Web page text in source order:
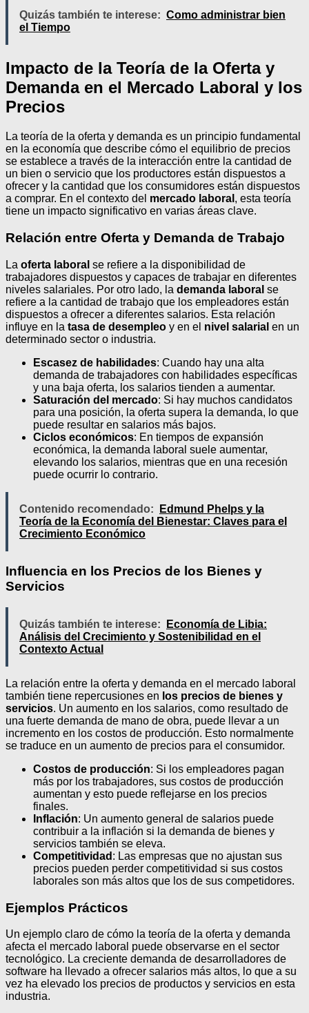
Quizás también te interese: Como administrar bien
el Tiempo
Impacto de la Teoría de la Oferta y
Demanda en el Mercado Laboral y los
Precios
La teoría de la oferta y demanda es un principio fundamental
en la economía que describe cómo el equilibrio de precios
se establece a través de la interacción entre la cantidad de
un bien o servicio que los productores están dispuestos a
ofrecer y la cantidad que los consumidores están dispuestos
a comprar. En el contexto del mercado laboral , esta teoría
tiene un impacto significativo en varias áreas clave.
Relación entre Oferta y Demanda de Trabajo
La oferta laboral se refiere a la disponibilidad de
trabajadores dispuestos y capaces de trabajar en diferentes
niveles salariales. Por otro lado, la demanda laboral se
refiere a la cantidad de trabajo que los empleadores están
dispuestos a ofrecer a diferentes salarios. Esta relación
influye en la tasa de desempleo y en el nivel salarial en un
determinado sector o industria.
Escasez de habilidades: Cuando hay una alta
demanda de trabajadores con habilidades específicas
y una baja oferta, los salarios tienden a aumentar.
Saturación del mercado: Si hay muchos candidatos
para una posición, la oferta supera la demanda, lo que
puede resultar en salarios más bajos.
Ciclos económicos: En tiempos de expansión
económica, la demanda laboral suele aumentar,
elevando los salarios, mientras que en una recesión
puede ocurrir lo contrario.
Contenido recomendado:
Edmund Phelps y la
Teoría de la Economía del Bienestar: Claves para el
Crecimiento Económico
Influencia en los Precios de los Bienes y
Servicios
Quizás también te interese:
Economía de Libia:
Análisis del Crecimiento y Sostenibilidad en el
Contexto Actual
La relación entre la oferta y demanda en el mercado laboral
también tiene repercusiones en los precios de bienes y
servicios. Un aumento en los salarios, como resultado de
una fuerte demanda de mano de obra, puede llevar a un
incremento en los costos de producción. Esto normalmente
se traduce en un aumento de precios para el consumidor.
Costos de producción: Si los empleadores pagan
más por los trabajadores, sus costos de producción
aumentan y esto puede reflejarse en los precios
finales.
Inflación: Un aumento general de salarios puede
contribuir a la inflación si la demanda de bienes y
servicios también se eleva.
Competitividad : Las empresas que no ajustan sus
precios pueden perder competitividad si sus costos
laborales son más altos que los de sus competidores.
Ejemplos Prácticos
Un ejemplo claro de cómo la teoría de la oferta y demanda
afecta el mercado laboral puede observarse en el sector
tecnológico. La creciente demanda de desarrolladores de
software ha llevado a ofrecer salarios más altos, lo que a su
vez ha elevado los precios de productos y servicios en esta
industria.